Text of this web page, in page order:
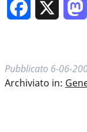
Facebook
Pubblicato 6-06-
Archiviato in: